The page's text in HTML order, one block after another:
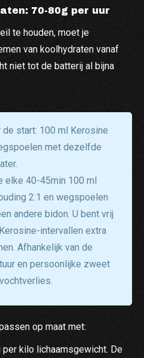
70-80g per uur
te houden, moet je
van koolhydraten vanaf
niet tot de batterij al bijna
de start: 100 ml Kerosine
met dezelfde
elke 40-45min 100 ml
2:1 en wegspoelen
andere bidon. U bent vrij
intervallen extra
Afhankelijk van de
en persoonlijke zweet
op maat met:
kilo lichaamsgewicht. De